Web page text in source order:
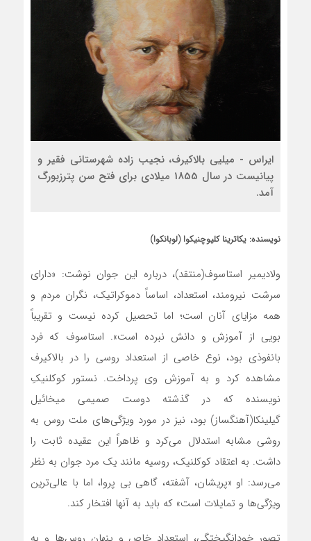
ایراس - میلیی بالاکیرف، نجیب زاده شهرستانی فقیر و
پیانیست در سال 1855 میلادی برای فتح سن پترزبورگ
آمد.
نویسنده: یکاترینا کلیوچنیکوا (لوبانکوا)
ولادیمیر استاسوف(منتقد)، درباره این جوان نوشت: «دارای
سرشت نیرومند، استعداد، اساساً دموکراتیک، نگران مردم و
همه مزایای آنان است؛ اما تحصیل کرده نیست و تقریباً
بویی از آموزش و دانش نبرده است». استاسوف که فرد
بانفوذی بود، نوع خاصی از استعداد روسی را در بالاکیرف
مشاهده کرد و به آموزش وی پرداخت. نستور کوکلنیکِ
نویسنده که در گذشته دوست صمیمی میخائیل
گیلینکا(آهنگساز) بود، نیز در مورد ویژگی‌های ملت روس به
روشی مشابه استدلال می‌کرد و ظاهراً این عقیده ثابت را
داشت. به اعتقاد کوکلنیک، روسیه مانند یک مرد جوان به نظر
می‌رسد: او «پریشان، آشفته، گاهی بی پروا، اما با عالی‌ترین
ویژگی‌ها و تمایلات است» که باید به آنها افتخار کند.